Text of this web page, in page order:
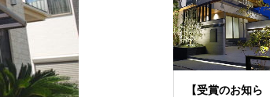
【受賞のお知ら